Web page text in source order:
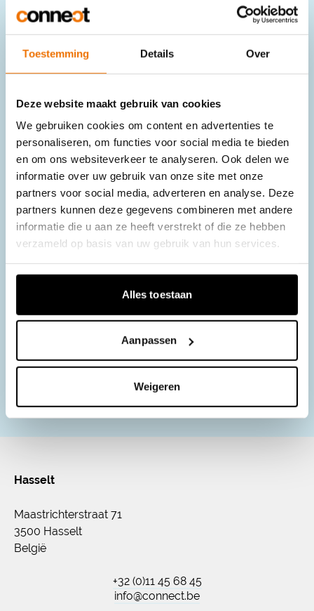
Toestemming Details Over
Deze website maakt gebruik van cookies
We gebruiken cookies om content en advertenties te
personaliseren, om functies voor social media te bieden
en om ons websiteverkeer te analyseren. Ook delen we
informatie over uw gebruik van onze site met onze
partners voor social media, adverteren en analyse. Deze
partners kunnen deze gegevens combineren met andere
informatie die u aan ze heeft verstrekt of die ze hebben
verzameld op basis van uw gebruik van hun services.
Alles toestaan
Aanpassen
Weigeren
Gratis communicatietips in
jouw mailbox?
Naam*
E-mailadres *
Ik ga akkoord met het privacybeleid*
Bekijk onze privacyverklaring
deze velden zijn verplicht
Hasselt
Maastrichterstraat 71
3500 Hasselt
België
+32 (0)11 45 68 45
info@connect.be